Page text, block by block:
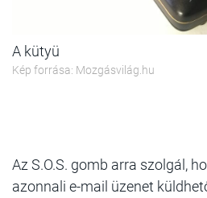
A kütyü
Kép forrása: Mozgásvilág.hu
Az S.O.S. gomb arra szolgál,
azonnali e-mail üzenet